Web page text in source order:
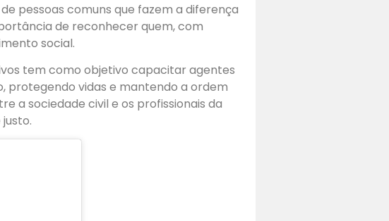
pessoas comuns que fazem a diferença
de reconhecer quem, com
social.
tem como objetivo capacitar agentes
protegendo vidas e mantendo a ordem
a sociedade civil e os profissionais da